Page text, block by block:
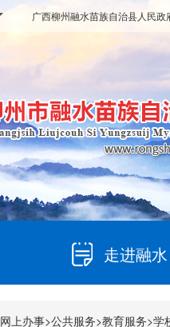
广西柳州融水苗族自治县人民政
走进融水
网上办事>公共服务>教育服务>学